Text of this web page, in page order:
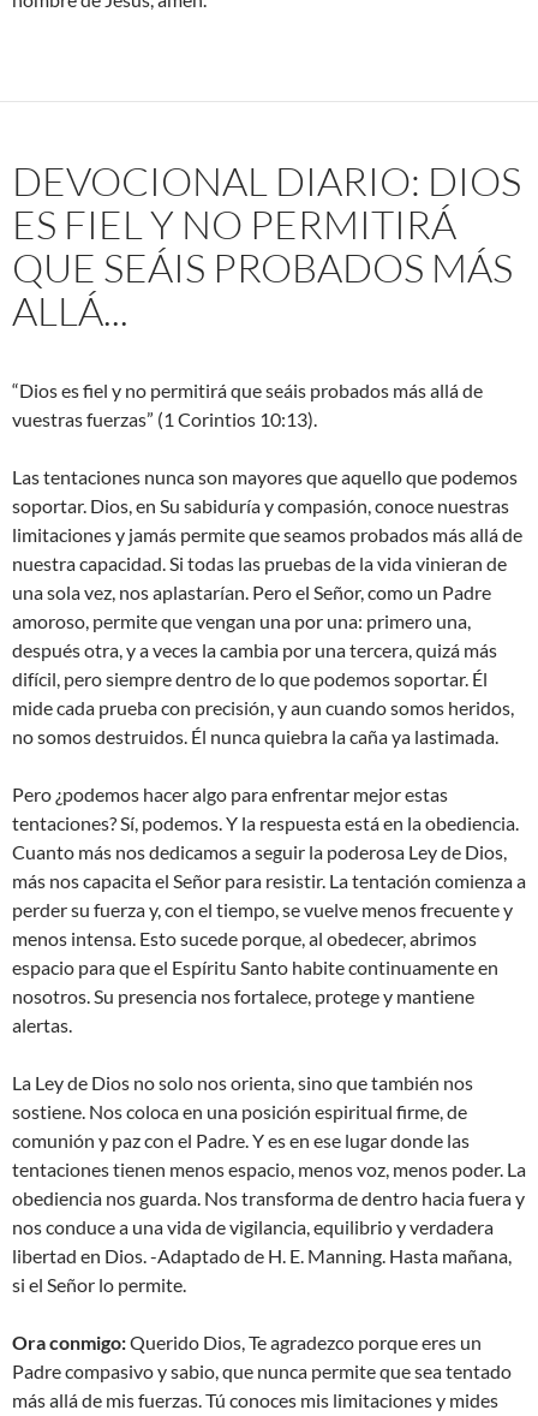
DEVOCIONAL DIARIO: DIOS
ES FIEL Y NO PERMITIRÁ
QUE SEÁIS PROBADOS MÁS
ALLÁ...
“Dios es fiel y no permitirá que seáis probados más allá de
vuestras fuerzas” (1 Corintios 10:13).
Las tentaciones nunca son mayores que aquello que podemos
soportar. Dios, en Su sabiduría y compasión, conoce nuestras
limitaciones y jamás permite que seamos probados más allá de
nuestra capacidad. Si todas las pruebas de la vida vinieran de
una sola vez, nos aplastarían. Pero el Señor, como un Padre
amoroso, permite que vengan una por una: primero una,
después otra, y a veces la cambia por una tercera, quizá más
difícil, pero siempre dentro de lo que podemos soportar. Él
mide cada prueba con precisión, y aun cuando somos heridos,
no somos destruidos. Él nunca quiebra la caña ya lastimada.
Pero ¿podemos hacer algo para enfrentar mejor estas
tentaciones? Sí, podemos. Y la respuesta está en la obediencia.
Cuanto más nos dedicamos a seguir la poderosa Ley de Dios,
más nos capacita el Señor para resistir. La tentación comienza a
perder su fuerza y, con el tiempo, se vuelve menos frecuente y
menos intensa. Esto sucede porque, al obedecer, abrimos
espacio para que el Espíritu Santo habite continuamente en
nosotros. Su presencia nos fortalece, protege y mantiene
alertas.
La Ley de Dios no solo nos orienta, sino que también nos
sostiene. Nos coloca en una posición espiritual firme, de
comunión y paz con el Padre. Y es en ese lugar donde las
tentaciones tienen menos espacio, menos voz, menos poder. La
obediencia nos guarda. Nos transforma de dentro hacia fuera y
nos conduce a una vida de vigilancia, equilibrio y verdadera
libertad en Dios. -Adaptado de H. E. Manning. Hasta mañana,
si el Señor lo permite.
Ora conmigo:Querido Dios, Te agradezco porque eres un
Padre compasivo y sabio, que nunca permite que sea tentado
más allá de mis fuerzas. Tú conoces mis limitaciones y mides